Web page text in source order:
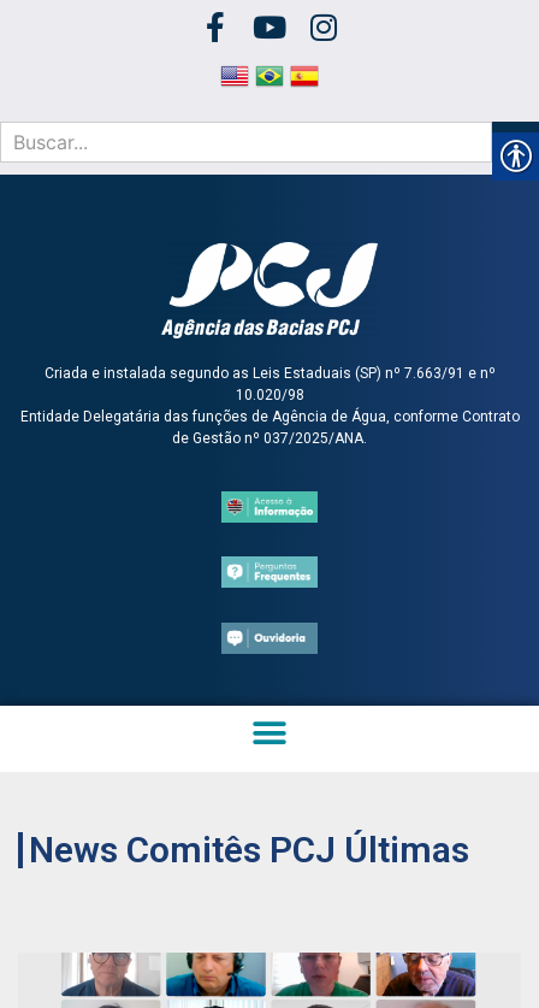
Criada e instalada segundo as Leis Estaduais (SP) nº 7.663/91 e nº
10.020/98
Entidade Delegatária das funções de Agência de Água, conforme Contrato
de Gestão nº 037/2025/ANA.
News Comitês PCJ Últimas